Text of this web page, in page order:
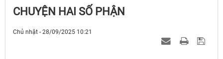
CHUYỆN HAI SỐ PHẬN
Chủ nhật - 28/09/2025 10:21